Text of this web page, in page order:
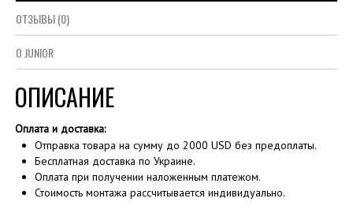
ОТЗЫВЫ (0)
О JUNIOR
ОПИСАНИЕ
Оплата и доставка:
Отправка товара на сумму до 2000 USD без предоплаты.
Бесплатная доставка по Украине.
Оплата при получении наложенным платежом.
Стоимость монтажа рассчитывается индивидуально.